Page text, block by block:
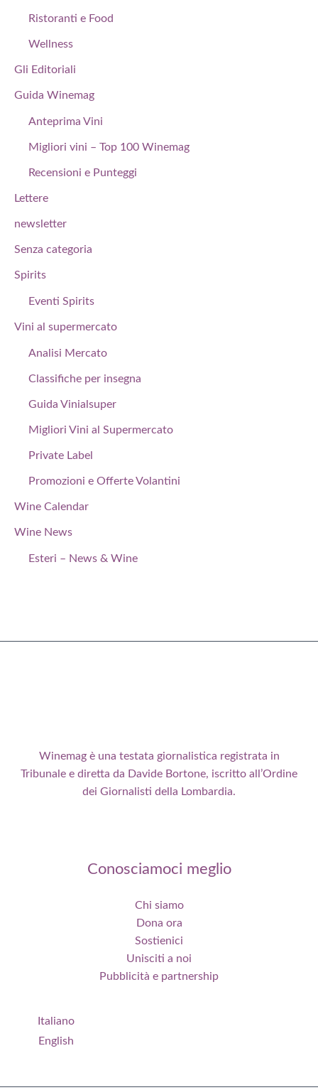
Ristoranti e Food
Wellness
Gli Editoriali
Guida Winemag
Anteprima Vini
Migliori vini – Top 100 Winemag
Recensioni e Punteggi
Lettere
newsletter
Senza categoria
Spirits
Eventi Spirits
Vini al supermercato
Analisi Mercato
Classifiche per insegna
Guida Vinialsuper
Migliori Vini al Supermercato
Private Label
Promozioni e Offerte Volantini
Wine Calendar
Wine News
Esteri – News & Wine
Winemag è una testata giornalistica registrata in
Tribunale e diretta da Davide Bortone, iscritto all’Ordine
dei Giornalisti della Lombardia.
Conosciamoci meglio
Chi siamo
Dona ora
Sostienici
Unisciti a noi
Pubblicità e partnership
Italiano
English